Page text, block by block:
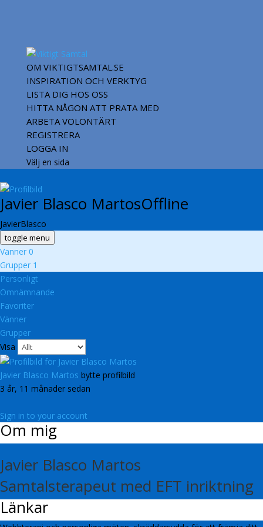
OM VIKTIGTSAMTAL.SE
INSPIRATION OCH VERKTYG
LISTA DIG HOS OSS
HITTA NÅGON ATT PRATA MED
ARBETA VOLONTÄRT
REGISTRERA
LOGGA IN
Välj en sida
Javier Blasco MartosOffline
JavierBlasco
toggle menu
Vänner 0
Grupper 1
Personligt
Omnämnande
Favoriter
Vänner
Grupper
Visa
Javier Blasco Martos bytte profilbild
3 år, 11 månader sedan
Sign in to your account
Om mig
Javier Blasco Martos
Samtalsterapeut med EFT inriktning
Länkar